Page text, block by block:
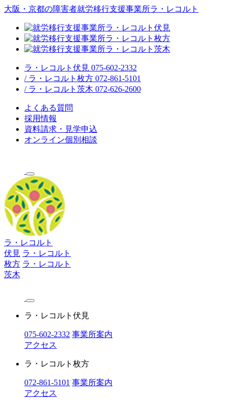
大阪・京都の障害者就労移行支援事業所ラ・レコルト
ラ・レコルト伏見 075-602-2332
/ ラ・レコルト枚方 072-861-5101
/ ラ・レコルト茨木 072-626-2600
よくある質問
採用情報
資料請求・見学申込
オンライン個別相談
ラ・レコルト
伏見 ラ・レコルト
枚方 ラ・レコルト
茨木
ラ・レコルト伏見
075-602-2332 事業所案内
アクセス
ラ・レコルト枚方
072-861-5101 事業所案内
アクセス